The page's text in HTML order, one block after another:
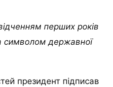
перших років
символом державної
президент підписав